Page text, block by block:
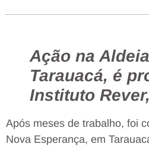
Ação na
Tarauacá, é
Instituto
Após meses de trabalho, foi
Nova Esperança, em